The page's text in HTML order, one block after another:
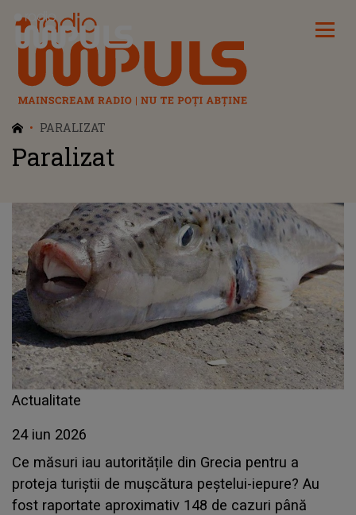
Radio Impuls
PARALIZAT
Paralizat
Actualitate
24 iun 2026
Ce măsuri iau autoritățile din Grecia pentru a
proteja turiștii de mușcătura peștelui-iepure? Au
fost raportate aproximativ 148 de cazuri până